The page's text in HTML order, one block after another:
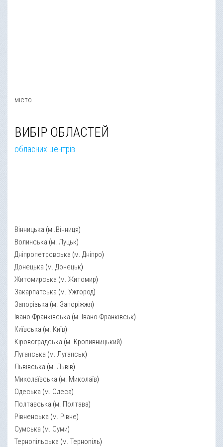
місто
ВИБІР ОБЛАСТЕЙ
обласних центрів
Вінницька (м .Вінниця)
Волинська (м. Луцьк)
Дніпропетровська (м. Дніпро)
Донецька (м. Донецьк)
Житомирська (м. Житомир)
Закарпатська (м. Ужгород)
Запорізька (м. Запоріжжя)
Івано-Франківська (м. Івано-Франківськ)
Київська (м. Київ)
Кіровоградська (м. Кропивницький)
Луганська (м. Луганськ)
Львівська (м. Львів)
Миколаївська (м. Миколаїв)
Одеська (м. Одеса)
Полтавська (м. Полтава)
Рівненська (м. Рівне)
Сумська (м. Суми)
Тернопільська (м. Тернопіль)